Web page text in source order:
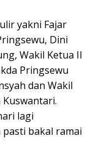
yakni Fajar
Dini
Wakil Ketua II
Pringsewu
dan Wakil
lagi
bakal ramai